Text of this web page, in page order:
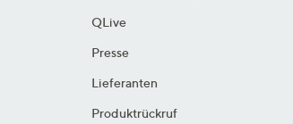
QLive
Presse
Lieferanten
Produktrückruf